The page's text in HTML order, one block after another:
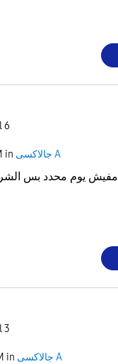
6
in جالاكسى A
مفيش يوم محدد بس
3
in جالاكسى A